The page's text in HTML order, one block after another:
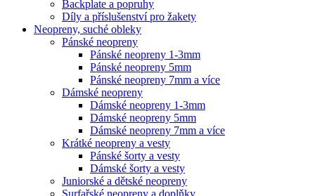
Backplate a popruhy
Díly a příslušenství pro žakety
Neopreny, suché obleky
Pánské neopreny
Pánské neopreny 1-3mm
Pánské neopreny 5mm
Pánské neopreny 7mm a více
Dámské neopreny
Dámské neopreny 1-3mm
Dámské neopreny 5mm
Dámské neopreny 7mm a více
Krátké neopreny a vesty
Pánské šorty a vesty
Dámské šorty a vesty
Juniorské a dětské neopreny
Surfařské neopreny a doplňky